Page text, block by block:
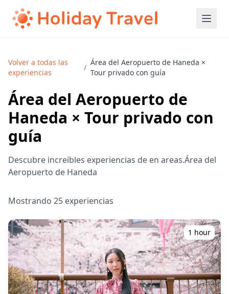
Volver a todas las
experiencias
/
Área del Aeropuerto de Haneda ×
Tour privado con guía
Área del Aeropuerto de
Haneda × Tour privado con
guía
Descubre increíbles experiencias de en areas.Área del
Aeropuerto de Haneda
Mostrando 25 experiencias
1 hour